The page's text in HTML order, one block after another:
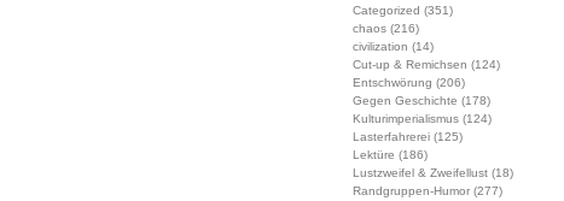
Categorized (351)
chaos(216)
civilization (14)
Cut-up & Remichsen (124)
Entschwörung (206)
Gegen Geschichte (178)
Kulturimperialismus(124)
Lasterfahrerei(125)
Lektüre (186)
Lustzweifel & Zweifellust(18)
Randgruppen-Humor(277)